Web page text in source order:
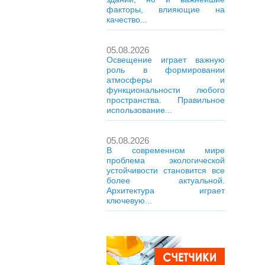
факторы, влияющие на
качество...
05.08.2026
Освещение играет важную
роль в формировании
атмосферы и
функциональности любого
пространства. Правильное
использование...
05.08.2026
В современном мире
проблема экологической
устойчивости становится все
более актуальной.
Архитектура играет
ключевую...